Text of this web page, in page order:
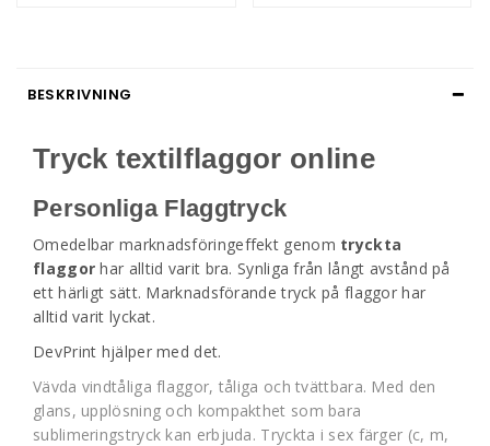
BESKRIVNING
Tryck textilflaggor online
Personliga Flaggtryck
Omedelbar marknadsföringeffekt genom tryckta
flaggor har alltid varit bra. Synliga från långt avstånd på
ett härligt sätt. Marknadsförande tryck på flaggor har
alltid varit lyckat.
DevPrint hjälper med det.
Vävda vindtåliga flaggor, tåliga och tvättbara. Med den
glans, upplösning och kompakthet som bara
sublimeringstryck kan erbjuda. Tryckta i sex färger (c, m,